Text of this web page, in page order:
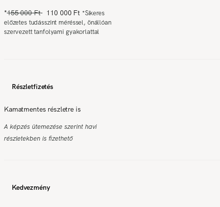
*155 000 Ft 110 000 Ft *Sikeres
előzetes tudásszint méréssel, önállóan
szervezett tanfolyami gyakorlattal
Részletfizetés
Kamatmentes részletre is
A képzés ütemezése szerint havi
részletekben is fizethető
Kedvezmény